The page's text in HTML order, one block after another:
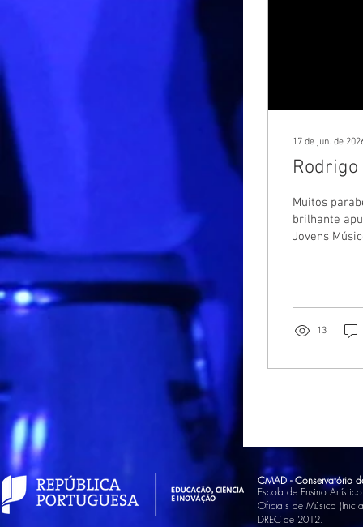
17 de jun. de
Muitos
brilhante
Jovens
13
CMAD - Conservatório
Escola de Ensino
Oficiais de Música
DREC de 2012.